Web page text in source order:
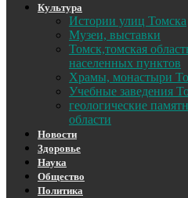
Культура
Истории улиц Томска
Музеи, выставки
Томск,томская
населенных пунктов
Храмы, монастыри
Учебные заведения
геологические
области
Новости
Здоровье
Наука
Общество
Политика